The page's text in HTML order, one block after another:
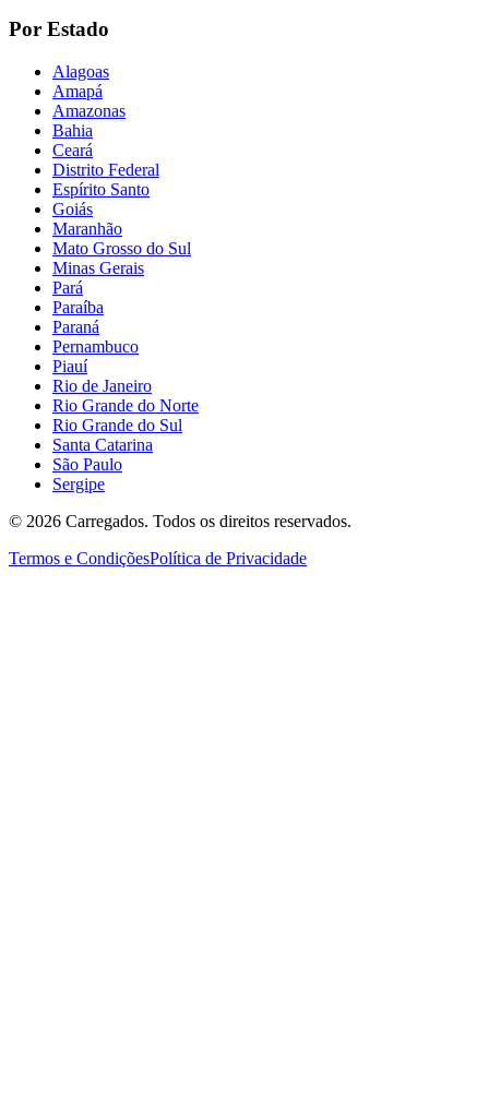
Por Estado
Alagoas
Amapá
Amazonas
Bahia
Ceará
Distrito Federal
Espírito Santo
Goiás
Maranhão
Mato Grosso do Sul
Minas Gerais
Pará
Paraíba
Paraná
Pernambuco
Piauí
Rio de Janeiro
Rio Grande do Norte
Rio Grande do Sul
Santa Catarina
São Paulo
Sergipe
© 2026 Carregados. Todos os direitos reservados.
Termos e CondiçõesPolítica de Privacidade